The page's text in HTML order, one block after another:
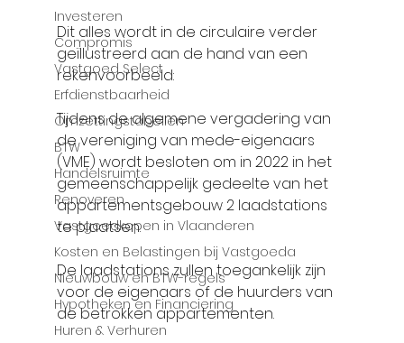
Investeren
Compromis
Vastgoed Select
Erfdienstbaarheid
Omzettingstabellen
BTW
Handelsruimte
Renoveren
Vastgoedkopen in Vlaanderen
Kosten en Belastingen bij Vastgoeda
Nieuwbouw en BTW-regels
Hypotheken en Financiering
Huren & Verhuren
Dit alles wordt in de circulaire verder
geïllustreerd aan de hand van een
rekenvoorbeeld:
Tijdens de algemene vergadering van
de vereniging van mede-eigenaars
(VME) wordt besloten om in 2022 in het
gemeenschappelijk gedeelte van het
appartementsgebouw 2 laadstations
te plaatsen.
De laadstations zullen toegankelijk zijn
voor de eigenaars of de huurders van
de betrokken appartementen.